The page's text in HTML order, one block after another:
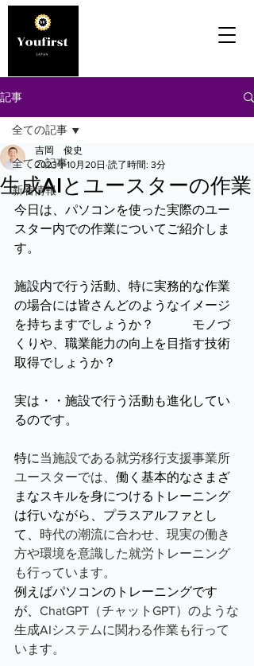
記事
全ての記事
新着情報
全ての記事
生成AIとユースターの作業
吉岡 俊史
2023年10月20日 読了時間: 3分
今日は、パソコンを使った実際のユー
スター内での作業についてご紹介しま
す。
施設内で行う活動、特に実務的な作業
の場合には皆さんどのようなイメージ
を持ちますでしょうか？　　　モノづ
くりや、職業能力の向上を目指す技術
取得でしょうか？
実は・・施設で行う活動も進化してい
るのです。
特に当施設である就労移行支援事業所
ユースターでは、 働く基本的なさまざ
まなスキルを身につけるトレーニング
は行いながら、プラスアルファとし
て、 時代の潮流に合わせ、現実の働き
方や環境を意識した就労トレーニング
も行っています。
例えばパソコンのトレーニングです
が、 ChatGPT（チャットGPT）のような
生成AIシステムに関わる作業も行って
います。